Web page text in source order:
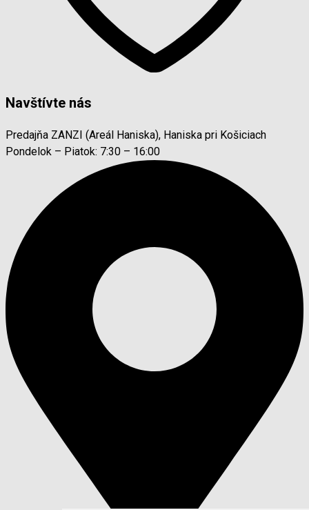
Navštívte nás
Predajňa ZANZI (Areál Haniska), Haniska pri Košiciach
Pondelok – Piatok: 7:30 – 16:00